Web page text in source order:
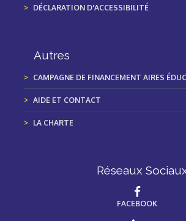
DÉCLARATION D'ACCESSIBILITÉ
Autres
CAMPAGNE DE FINANCEMENT AIRES
AIDE ET CONTACT
LA CHARTE
Réseaux
FACEBOOK